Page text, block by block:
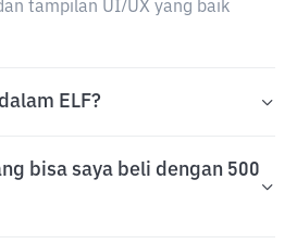
tampilan UI/UX yang baik
ELF?
bisa saya beli dengan 500